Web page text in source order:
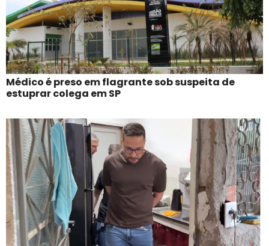
Médico é preso em flagrante sob suspeita de
estuprar colega em SP